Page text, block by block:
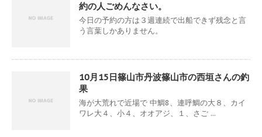
約の人ごめんなさい。
今日の予約の方は３週連続で出船できず残念と言
う言葉しかありません。
10月15日篠山市丹波篠山市の西垣さんの釣
果
海が大荒れで近場で 中鯛8、連呼鯛の大８、カイ
ワレ大４、小４、オオアジ、１、さご ...